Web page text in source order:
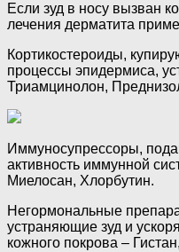
Если зуд в носу вызван
лечения дерматита
Кортикостероиды,
процессы эпидермиса,
Триамцинолон,
Иммуносупрессоры,
активность иммунной
Миелосан, Хлорбутин.
Негормональные
устраняющие зуд и
кожного покрова –